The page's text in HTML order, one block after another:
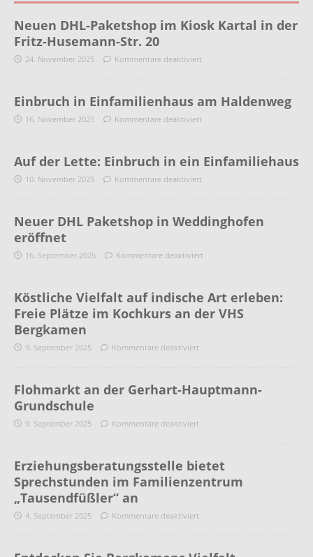
Neuen DHL-Paketshop im Kiosk Kartal in der
Fritz-Husemann-Str. 20
24. November 2025 Kommentare deaktiviert
Einbruch in Einfamilienhaus am Haldenweg
16. November 2025 Kommentare deaktiviert
Auf der Lette: Einbruch in ein Einfamiliehaus
10. November 2025 Kommentare deaktiviert
Neuer DHL Paketshop in Weddinghofen
eröffnet
16. September 2025 Kommentare deaktiviert
Köstliche Vielfalt auf indische Art erleben:
Freie Plätze im Kochkurs an der VHS
Bergkamen
9. September 2025 Kommentare deaktiviert
Flohmarkt an der Gerhart-Hauptmann-
Grundschule
9. September 2025 Kommentare deaktiviert
Erziehungsberatungsstelle bietet
Sprechstunden im Familienzentrum
„Tausendfüßler“ an
4. September 2025 Kommentare deaktiviert